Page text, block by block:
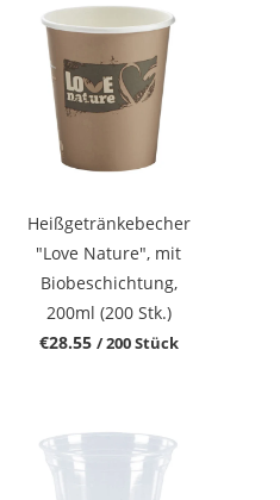
Heißgetränkebecher
"Love Nature", mit
Biobeschichtung,
200ml (200 Stk.)
€28.55 / 200 Stück